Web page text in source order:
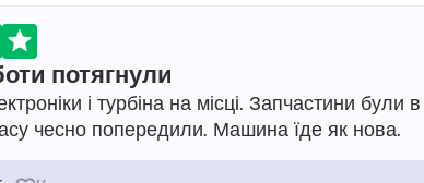
потягнули
і турбіна на місці. Запчастини були